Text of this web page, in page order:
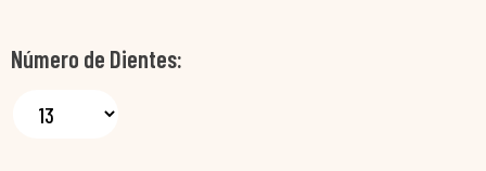
Número de Dientes